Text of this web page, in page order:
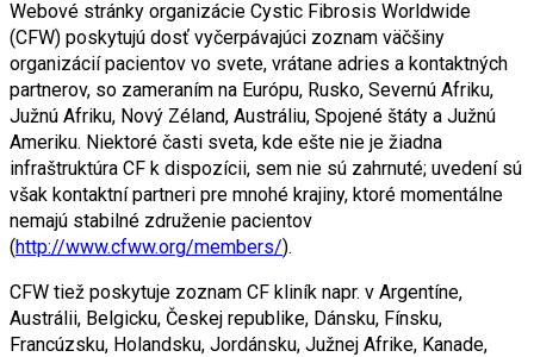
Webové stránky organizácie Cystic Fibrosis Worldwide
(CFW) poskytujú dosť vyčerpávajúci zoznam väčšiny
organizácií pacientov vo svete, vrátane adries a kontaktných
partnerov, so zameraním na Európu, Rusko, Severnú Afriku,
Južnú Afriku, Nový Zéland, Austráliu, Spojené štáty a Južnú
Ameriku. Niektoré časti sveta, kde ešte nie je žiadna
infraštruktúra CF k dispozícii, sem nie sú zahrnuté; uvedení sú
však kontaktní partneri pre mnohé krajiny, ktoré momentálne
nemajú stabilné združenie pacientov
(http://www.cfww.org/members/).
CFW tiež poskytuje zoznam CF kliník napr. v Argentíne,
Austrálii, Belgicku, Českej republike, Dánsku, Fínsku,
Francúzsku, Holandsku, Jordánsku, Južnej Afrike, Kanade,